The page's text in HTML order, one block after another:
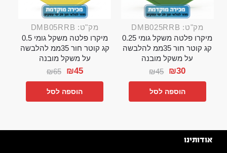
מק"ט: DMB025RRB
מיקרו פלטה משקל גומי 0.25
קג קוטר חור 35ממ להלבשה
על משקל מובנה
₪45 ₪30
הוספה לסל
מק"ט: DMB05RRB
מיקרו פלטה משקל גומי 0.5
קג קוטר חור 35ממ להלבשה
על משקל מובנה
₪65 ₪45
הוספה לסל
אודותינו